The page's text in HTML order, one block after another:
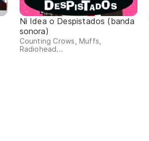
Ni Idea o Despistados (banda
sonora)
Counting Crows, Muffs,
Radiohead...